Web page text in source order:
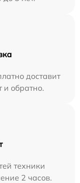
доставит
и обратно.
техники
2 часов.